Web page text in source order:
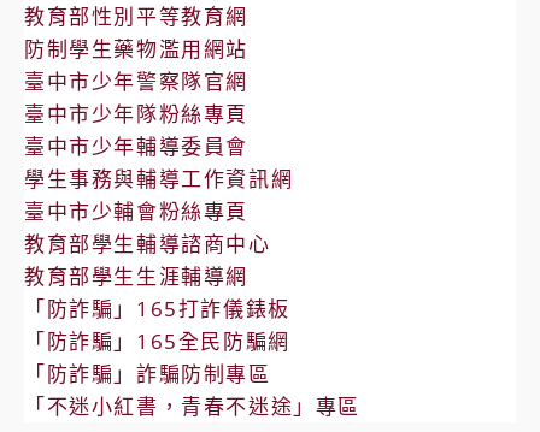
教育部性別平等教育網
防制學生藥物濫用網站
臺中市少年警察隊官網
臺中市少年隊粉絲專頁
臺中市少年輔導委員會
學生事務與輔導工作資訊網
臺中市少輔會粉絲專頁
教育部學生輔導諮商中心
教育部學生生涯輔導網
「防詐騙」165打詐儀錶板
「防詐騙」165全民防騙網
「防詐騙」詐騙防制專區
「不迷小紅書，青春不迷途」專區